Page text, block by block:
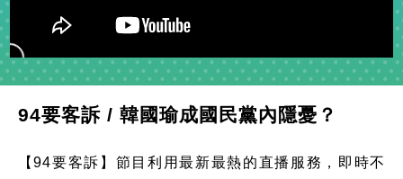
94要客訴 / 韓國瑜成國民黨內隱憂？
【94要客訴】節目利用最新最熱的直播服務，即時不